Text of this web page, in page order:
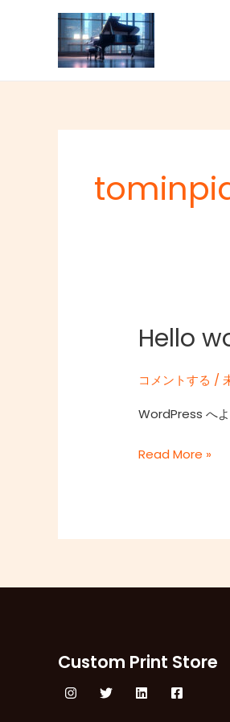
Hello
コメントする /
WordPress へよ
Hello
Read More »
Custom Print Store